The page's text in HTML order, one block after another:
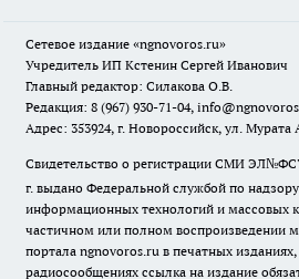
Сетевое издание «ngnovoros.ru»
Учредитель ИП Кстенин Сергей Иванович
Главный редактор: Силакова О.В.
Редакция: 8 (967) 930-71-04,
Адрес: 353924, г. Новороссийск, ул. Мурата
Свидетельство о регистрации СМИ
г. выдано Федеральной службой по
информационных технологий и массовых
частичном или полном воспроизведении
портала ngnovoros.ru в печатных
радиосообщениях ссылка на издание